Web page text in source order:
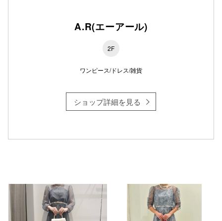
A.R(エーアール)
2F
ワンピース/ドレス/雑貨
ショップ詳細を見る